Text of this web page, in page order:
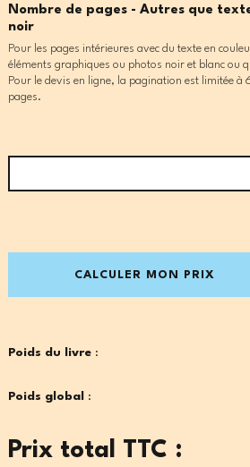
Nombre de pages - Autres que
noir
Pour les pages intérieures avec du texte en
éléments graphiques ou photos noir et blanc ou
Pour le devis en ligne, la pagination est limitée à
pages.
CALCULER MON PRIX
Poids du livre:
Poids global :
Prix total TTC :